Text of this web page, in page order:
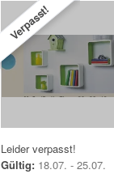
Verpasst!
Leider verpasst!
Gültig: 18.07. - 25.07.